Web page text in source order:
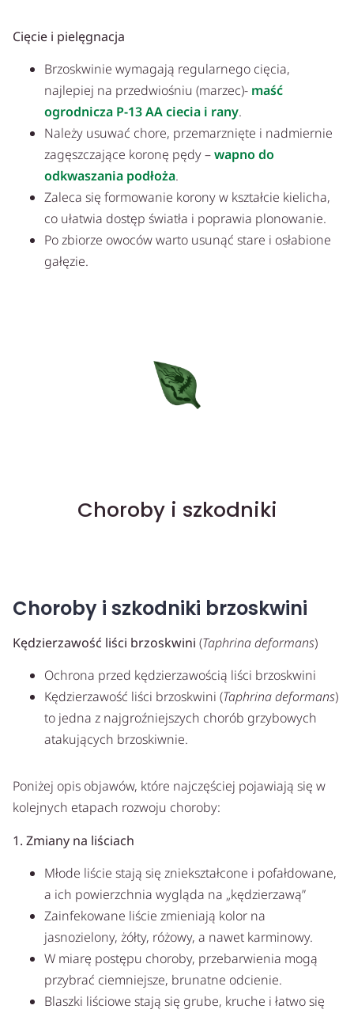
Cięcie i pielęgnacja
Brzoskwinie wymagają regularnego cięcia,
najlepiej na przedwiośniu (marzec)- maść
ogrodnicza P-13 AA ciecia i rany.
Należy usuwać chore, przemarznięte i nadmiernie
zagęszczające koronę pędy –wapno do
odkwaszania podłoża.
Zaleca się formowanie korony w kształcie kielicha,
co ułatwia dostęp światła i poprawia plonowanie.
Po zbiorze owoców warto usunąć stare i osłabione
gałęzie.
Choroby i szkodniki
Choroby i szkodniki brzoskwini
Kędzierzawość liści brzoskwini (Taphrina deformans)
Ochrona przed kędzierzawością liści brzoskwini
Kędzierzawość liści brzoskwini (Taphrina deformans)
to jedna z najgroźniejszych chorób grzybowych
atakujących brzoskiwnie.
Poniżej opis objawów, które najczęściej pojawiają się w
kolejnych etapach rozwoju choroby:
1. Zmiany na liściach
Młode liście stają się zniekształcone i pofałdowane,
a ich powierzchnia wygląda na „kędzierzawą”
Zainfekowane liście zmieniają kolor na
jasnozielony, żółty, różowy, a nawet karminowy.
W miarę postępu choroby, przebarwienia mogą
przybrać ciemniejsze, brunatne odcienie.
Blaszki liściowe stają się grube, kruche i łatwo się